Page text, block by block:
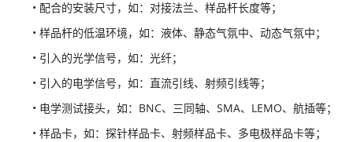
• 配合的安装尺寸，如：对接法兰、样品杆长度等；
• 样品杆的低温环境，如：液体、静态气氛中、动态气氛中；
• 引入的光学信号，如：光纤；
• 引入的电学信号，如：直流引线、射频引线等；
• 电学测试接头，如：BNC、三同轴、SMA、LEMO、航插等；
• 样品卡，如：探针样品卡、射频样品卡、多电极样品卡等；